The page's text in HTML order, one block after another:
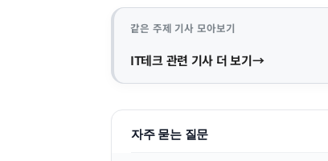
같은 주제 기사 모아보기
IT테크 관련 기사 더 보기
자주 묻는 질문